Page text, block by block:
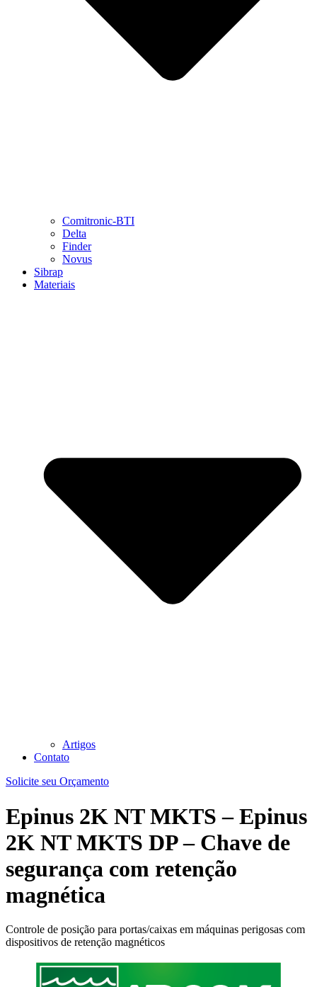
Comitronic-BTI
Delta
Finder
Novus
Sibrap
Materiais
Artigos
Contato
Solicite seu Orçamento
Epinus 2K NT MKTS – Epinus
2K NT MKTS DP – Chave de
segurança com retenção
magnética
Controle de posição para portas/caixas em máquinas perigosas com
dispositivos de retenção magnéticos